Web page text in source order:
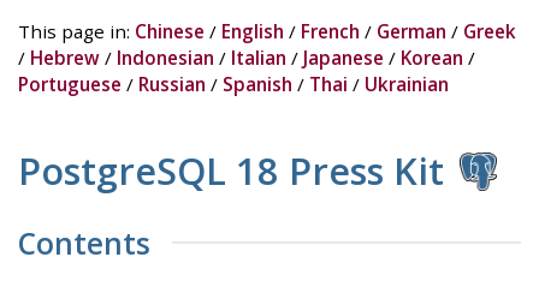
This page in: Chinese / English / French / German / Greek
/ Hebrew / Indonesian / Italian / Japanese / Korean /
Portuguese / Russian / Spanish / Thai / Ukrainian
PostgreSQL 18 Press Kit
Contents